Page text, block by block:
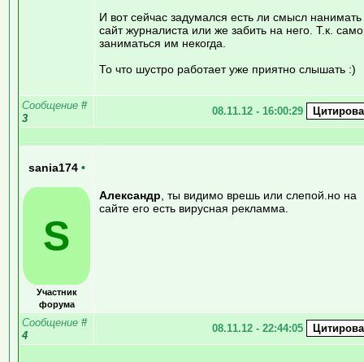
И вот сейчас задумался есть ли смысл
сайт журналиста или же забить на него. Т.к.
заниматься им некогда.
То что шустро работает уже приятно слышать :)
Сообщение #
3
08.11.12 - 16:00:29
sania174 •
S
Участник
форума
Александр , ты видимо врешь или слепой.но на
сайте его есть вирусная рекламма.
Сообщение #
4
08.11.12 - 22:44:05